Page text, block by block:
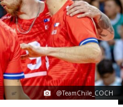
@TeamChile_COCH